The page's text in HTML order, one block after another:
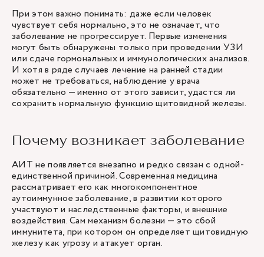
При этом важно понимать: даже если человек
чувствует себя нормально, это не означает, что
заболевание не прогрессирует. Первые изменения
могут быть обнаружены только при проведении УЗИ
или сдаче гормональных и иммунологических анализов.
И хотя в ряде случаев лечение на ранней стадии
может не требоваться, наблюдение у врача
обязательно — именно от этого зависит, удастся ли
сохранить нормальную функцию щитовидной железы.
Почему возникает заболевание
АИТ не появляется внезапно и редко связан с одной-
единственной причиной. Современная медицина
рассматривает его как многокомпонентное
аутоиммунное заболевание, в развитии которого
участвуют и наследственные факторы, и внешние
воздействия. Сам механизм болезни — это сбой
иммунитета, при котором он определяет щитовидную
железу как угрозу и атакует орган.